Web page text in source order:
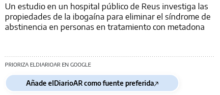
Un estudio en un hospital público de Reus investiga las
propiedades de la ibogaína para eliminar el síndrome de
abstinencia en personas en tratamiento con metadona
PRIORIZA ELDIARIOAR EN GOOGLE
Añade elDiarioAR como fuente preferida